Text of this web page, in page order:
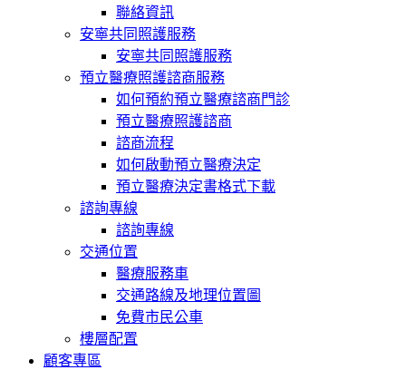
聯絡資訊
安寧共同照護服務
安寧共同照護服務
預立醫療照護諮商服務
如何預約預立醫療諮商門診
預立醫療照護諮商
諮商流程
如何啟動預立醫療決定
預立醫療決定書格式下載
諮詢專線
諮詢專線
交通位置
醫療服務車
交通路線及地理位置圖
免費市民公車
樓層配置
顧客專區